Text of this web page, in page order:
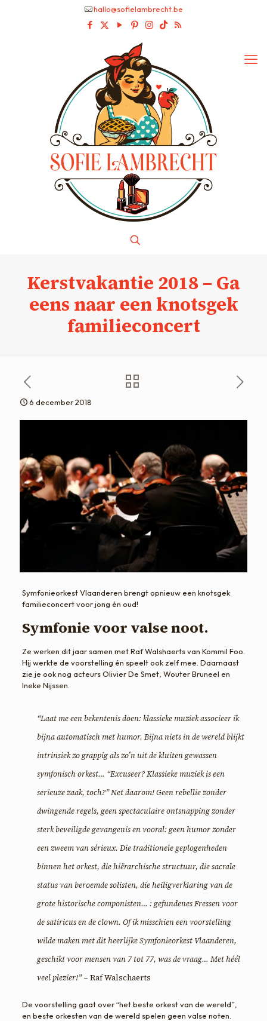
hallo@sofielambrecht.be
Kerstvakantie 2018 – Ga
eens naar een knotsgek
familieconcert
6 december 2018
Symfonieorkest Vlaanderen brengt opnieuw een knotsgek
familieconcert voor jong én oud!
Symfonie voor valse noot.
Ze werken dit jaar samen met Raf Walshaerts van Kommil Foo.
Hij werkte de voorstelling én speelt ook zelf mee. Daarnaast
zie je ook nog acteurs Olivier De Smet, Wouter Bruneel en
Ineke Nijssen.
“Laat me een bekentenis doen: klassieke muziek associeer ik
bijna automatisch met humor. Bijna niets in de wereld blijkt
intrinsiek zo grappig als zo’n uit de kluiten gewassen
symfonisch orkest… “Excuseer? Klassieke muziek is een
serieuze zaak, toch?” Net daarom!Geen rebellie zonder
dwingende regels, geen spectaculaire ontsnapping zonder
sterk beveiligde gevangenis en vooral: geen humor zonder
een zweem van sérieux. Die traditionele geplogenheden
binnen het orkest, die hiërarchische structuur, die sacrale
status van beroemde solisten, die heiligverklaring van de
grote historische componisten… : gefundenes Fressen voor
de satiricus en de clown. Of ik misschien een voorstelling
wilde maken met dit heerlijke Symfonieorkest Vlaanderen,
geschikt voor mensen van 7 tot 77, was de vraag… Met héél
veel plezier!”– Raf Walschaerts
De voorstelling gaat over “het beste orkest van de wereld”,
en beste orkesten van de wereld spelen geen valse noten.